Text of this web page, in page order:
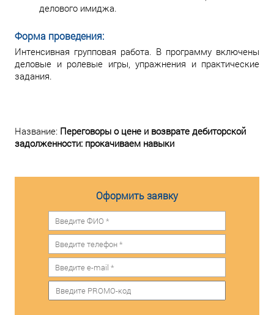
делового имиджа.
Форма проведения:
Интенсивная групповая работа. В программу включены
деловые и ролевые игры, упражнения и практические
задания.
Название: Переговоры о цене и возврате дебиторской
задолженности: прокачиваем навыки
Оформить заявку